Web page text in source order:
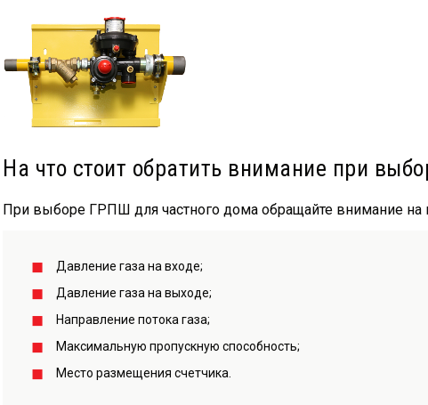
На что стоит обратить внимание при
При выборе ГРПШ для частного дома обращайте внимание на
Давление газа на входе;
Давление газа на выходе;
Направление потока газа;
Максимальную пропускную способность;
Место размещения счетчика.